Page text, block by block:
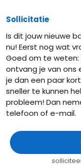
Sollicitatie
Is dit jouw nieuwe
nu! Eerst nog wat
Goed om te weten:
ontvang je van ons
je dan een paar
sneller te kunnen
probleem! Dan
telefoon of e-mail.